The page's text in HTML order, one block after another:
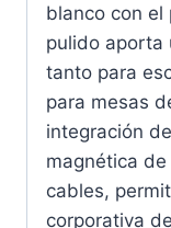
blanco con el
pulido aporta
tanto para
para mesas
integración
magnética
cables,
corporativa